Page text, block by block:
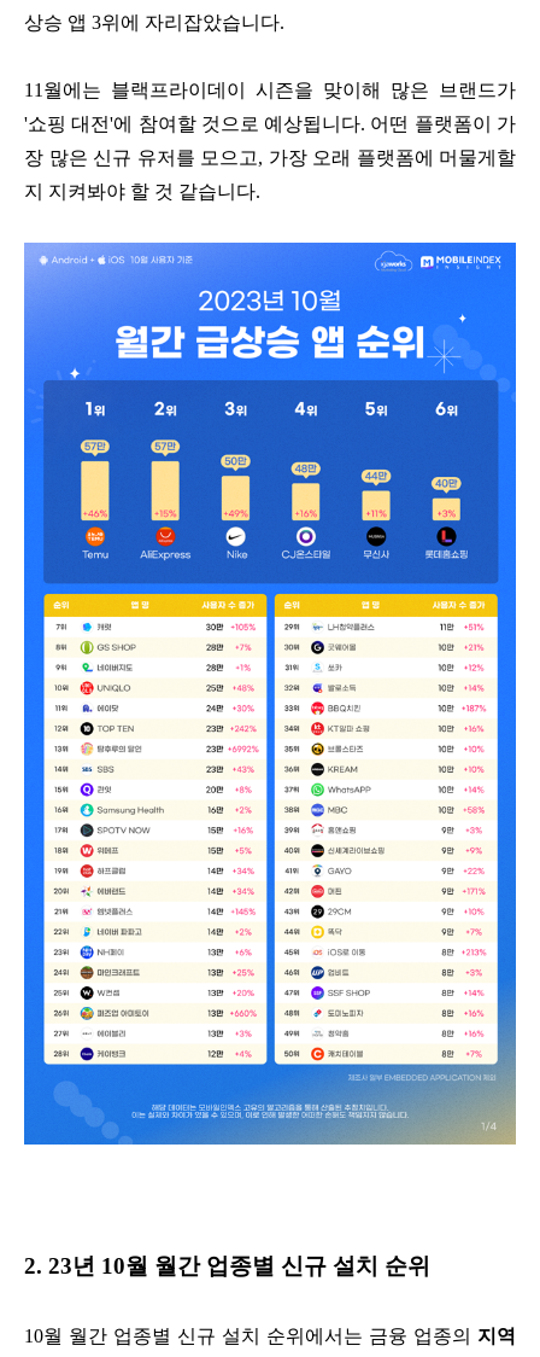
상승 앱 3위에 자리잡았습니다.
11월에는 블랙프라이데이 시즌을 맞이해 많은 브랜드가
'쇼핑 대전'에 참여할 것으로 예상됩니다. 어떤 플랫폼이 가
장 많은 신규 유저를 모으고, 가장 오래 플랫폼에 머물게할
지 지켜봐야 할 것 같습니다.
2. 23년 10월 월간 업종별 신규 설치 순위
10월 월간 업종별 신규 설치 순위에서는 금융 업종의 지역